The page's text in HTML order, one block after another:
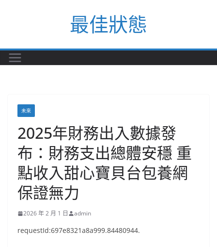
最佳狀態
未來
2025年財務出入數據發
布：財務支出總體安穩 重
點收入甜心寶貝台包養網
保證無力
2026 年 2 月 1 日 admin
requestId:697e8321a8a999.84480944.